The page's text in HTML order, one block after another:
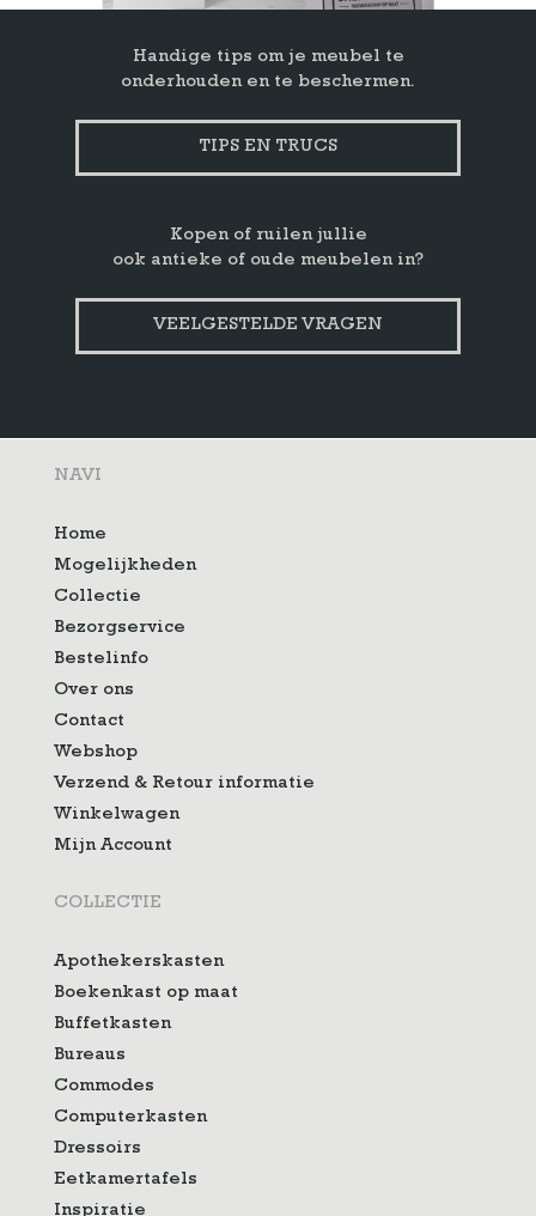
Handige tips om je meubel te
onderhouden en te beschermen.
TIPS EN TRUCS
Kopen of ruilen jullie
ook antieke of oude meubelen in?
VEELGESTELDE VRAGEN
NAVI
Home
Mogelijkheden
Collectie
Bezorgservice
Bestelinfo
Over ons
Contact
Webshop
Verzend & Retour informatie
Winkelwagen
Mijn Account
COLLECTIE
Apothekerskasten
Boekenkast op maat
Buffetkasten
Bureaus
Commodes
Computerkasten
Dressoirs
Eetkamertafels
Inspiratie